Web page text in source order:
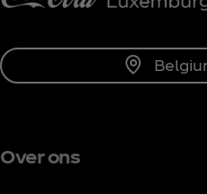
Over ons